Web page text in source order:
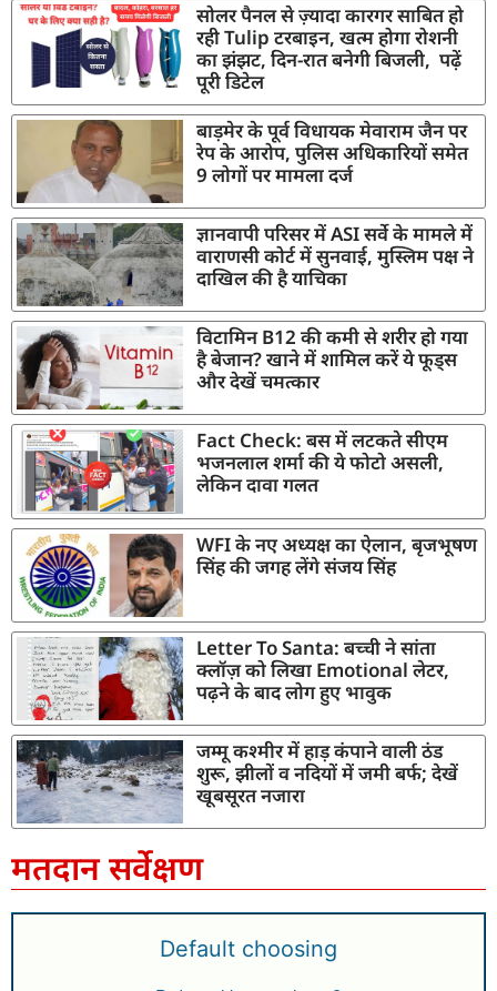
सोलर पैनल से ज़्यादा कारगर साबित हो
रही Tulip टरबाइन, खत्म होगा रोशनी
का झंझट, दिन-रात बनेगी बिजली, पढ़ें
पूरी डिटेल
बाड़मेर के पूर्व विधायक मेवाराम जैन पर
रेप के आरोप, पुलिस अधिकारियों समेत
9 लोगों पर मामला दर्ज
ज्ञानवापी परिसर में ASI सर्वे के मामले में
वाराणसी कोर्ट में सुनवाई, मुस्लिम पक्ष ने
दाखिल की है याचिका
विटामिन B12 की कमी से शरीर हो गया
है बेजान? खाने में शामिल करें ये फूड्स
और देखें चमत्कार
Fact Check: बस में लटकते सीएम
भजनलाल शर्मा की ये फोटो असली,
लेकिन दावा गलत
WFI के नए अध्यक्ष का ऐलान, बृजभूषण
सिंह की जगह लेंगे संजय सिंह
Letter To Santa: बच्ची ने सांता
क्लॉज़ को लिखा Emotional लेटर,
पढ़ने के बाद लोग हुए भावुक
जम्मू कश्मीर में हाड़ कंपाने वाली ठंड
शुरू, झीलों व नदियों में जमी बर्फ; देखें
खूबसूरत नजारा
मतदान सर्वेक्षण
Default choosing